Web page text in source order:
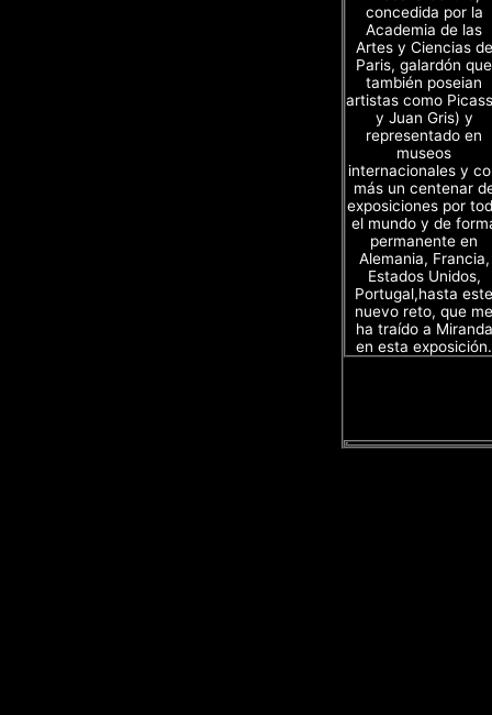
concedida por la
Academia de las
Artes y Ciencias de
Paris, galardón que
también poseian
artistas como
y Juan Gris) y
representado en
museos
internacionales y
más un centenar
exposiciones por
el mundo y de
permanente en
Alemania, Francia,
Estados Unidos,
Portugal,hasta este
nuevo reto, que me
ha traído a Miranda
en esta exposición.